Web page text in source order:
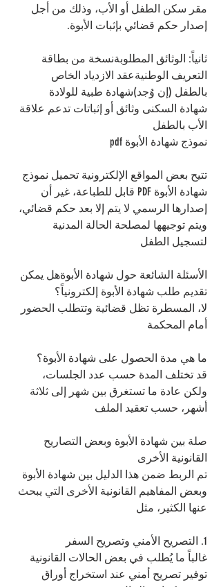
مقر سكن الطفل أو الأب، وذلك من أجل
إصدار حكم قضائي بإثبات الأبوة.
ثانياً: الوثائق المطلوبةنسخة من بطاقة
التعريف الوطنيةعقد الازدياد الخاص
بالطفل (إن وُجد)شهادة طبية للولادة
شهادة السكنى وثائق أو إثباتات تدعم علاقة
الأب بالطفل
نموذج شهادة الأبوة pdf
تتيح بعض المواقع الإلكترونية تحميل نموذج
شهادة الأبوة PDF قابل للطباعة، غير أن
إصدارها الرسمي لا يتم إلا بعد حكم قضائي،
ويتم توجيهها لمصلحة الحالة المدنية
لتسجيل الطفل
الأسئلة الشائعة حول شهادة الأبوةهل يمكن
تقديم طلب شهادة الأبوة إلكترونياً؟
لا، المسطرة تظل قضائية وتتطلب الحضور
أمام المحكمة
ما هي مدة الحصول على شهادة الأبوة؟
قد تختلف المدة حسب عدد الجلسات،
ولكن عادة ما تستغرق بين شهر إلى ثلاثة
أشهر، حسب تعقيد الملف
صلة بين شهادة الأبوة وبعض التصاريح
القانونية الأخرى
تم الربط ضمن هذا الدليل بين شهادة الأبوة
وبعض المفاهيم القانونية الأخرى التي يبحث
عنها الكثير، مثل
1. التصريح الأمني وتصريح السفر
غالباً ما يُطلب في بعض الحالات القانونية
توفير تصريح أمني عند استخراج أوراق